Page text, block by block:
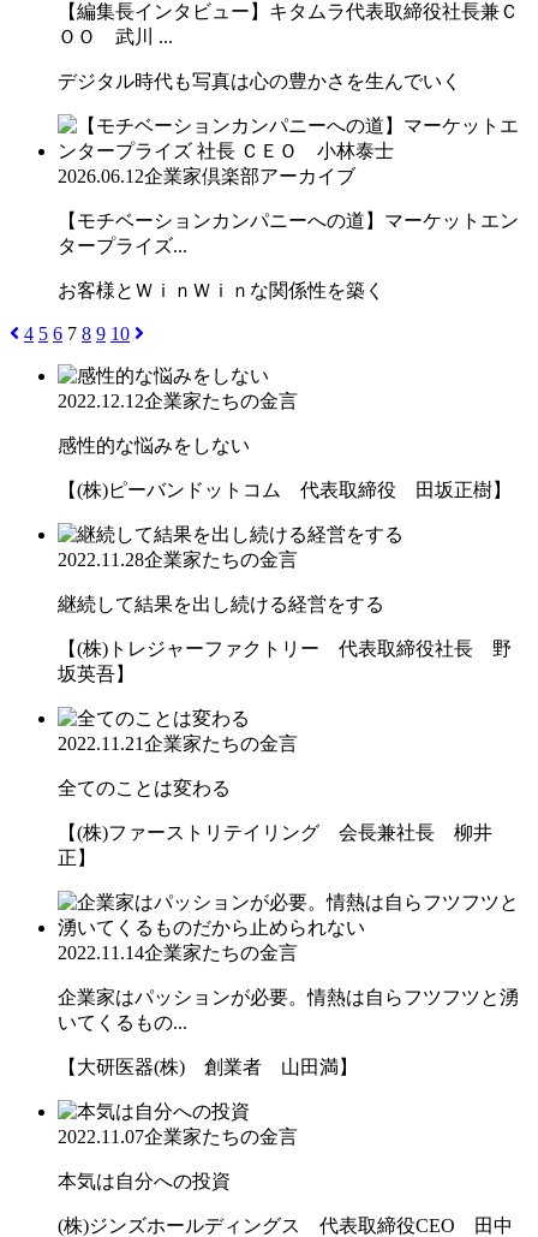
【編集長インタビュー】キタムラ代表取締役社長兼Ｃ
ＯＯ 武川 ...
デジタル時代も写真は心の豊かさを生んでいく
2026.06.12企業家倶楽部アーカイブ
【モチベーションカンパニーへの道】マーケットエン
タープライズ...
お客様とＷｉｎＷｉｎな関係性を築く
4 5 6 7 8 9 10
2022.12.12企業家たちの金言
感性的な悩みをしない
【(株)ピーバンドットコム 代表取締役 田坂正樹】
2022.11.28企業家たちの金言
継続して結果を出し続ける経営をする
【(株)トレジャーファクトリー 代表取締役社長 野
坂英吾】
2022.11.21企業家たちの金言
全てのことは変わる
【(株)ファーストリテイリング 会長兼社長 柳井
正】
2022.11.14企業家たちの金言
企業家はパッションが必要。情熱は自らフツフツと湧
いてくるもの...
【大研医器(株) 創業者 山田満】
2022.11.07企業家たちの金言
本気は自分への投資
(株)ジンズホールディングス 代表取締役CEO 田中